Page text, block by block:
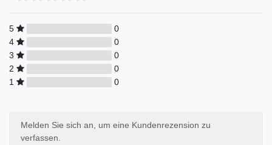
5
0
4
0
3
0
2
0
1
0
Melden Sie sich an, um eine Kundenrezension zu
verfassen.